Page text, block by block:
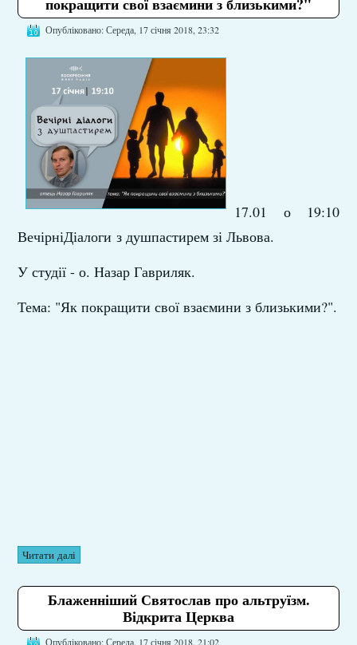
Опубліковано: Середа, 17 січня 2018, 23:32
17.01 о 19:10
ВечірніДіалоги з душпастирем зі Львова.
У студії - о. Назар Гавриляк.
Тема: "Як покращити свої взаємини з близькими?".
Читати далі
Блаженніший Святослав про альтруїзм.
Відкрита Церква
Опубліковано: Середа, 17 січня 2018, 21:02